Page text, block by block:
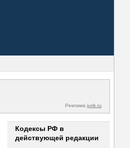
Реклама jurik.ru
Кодексы РФ в
действующей редакции